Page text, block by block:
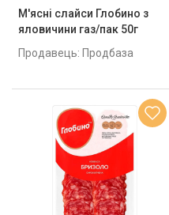
М'ясні слайси Глобино з
яловичини газ/пак 50г
Продавець: Продбаза